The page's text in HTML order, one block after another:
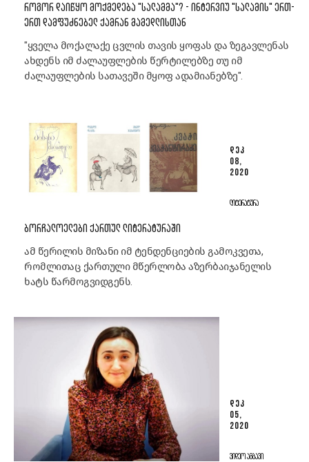
ᲠᲝᲒᲝᲠ ᲓᲐᲘᲬᲧᲝ ᲛᲝᲥᲛᲔᲓᲔᲑᲐ "ᲡᲐᲚᲐᲛᲛᲐ"? - ᲘᲜᲢᲔᲠᲕᲘᲣ "ᲡᲐᲚᲐᲛᲘᲡ" ᲔᲠᲗ-
ᲔᲠᲗ ᲓᲐᲛᲤᲣᲫᲜᲔᲑᲔᲚ ᲥᲐᲛᲠᲐᲜ ᲛᲐᲛᲔᲓᲚᲘᲡᲗᲐᲜ
"ყველა მოქალაქე ცვლის თავის ყოფას და ზეგავლენას
ახდენს იმ ძალაუფლების წერტილებზე თუ იმ
ძალაუფლების სათავეში მყოფ ადამიანებზე".
ᲓᲔᲙ
08,
2020
ᲚᲘᲢᲔᲠᲐᲢᲣᲠᲐ
ᲑᲝᲠᲩᲐᲚᲝᲔᲚᲔᲑᲘ ᲥᲐᲠᲗᲣᲚ ᲚᲘᲢᲔᲠᲐᲢᲣᲠᲐᲨᲘ
ამ წერილის მიზანი იმ ტენდენციების გამოკვეთა,
რომლითაც ქართული მწერლობა აზერბაიჯანელის
ხატს წარმოგვიდგენს.
ᲓᲔᲙ
05,
2020
ᲕᲘᲓᲔᲝ ᲐᲛᲑᲐᲕᲘ